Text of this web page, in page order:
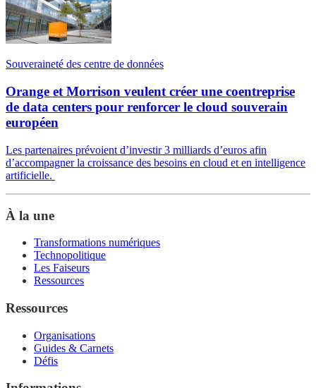
Souveraineté des centre de données
Orange et Morrison veulent créer une coentreprise
de data centers pour renforcer le cloud souverain
européen
Les partenaires prévoient d’investir 3 milliards d’euros afin
d’accompagner la croissance des besoins en cloud et en intelligence
artificielle.
À la une
Transformations numériques
Technopolitique
Les Faiseurs
Ressources
Ressources
Organisations
Guides & Carnets
Défis